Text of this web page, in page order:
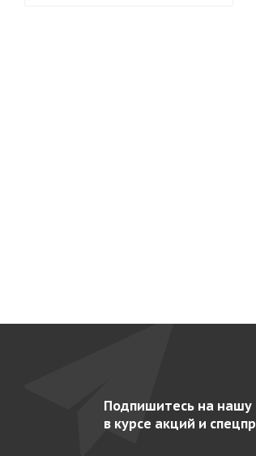
Подпишитесь на нашу
в курсе акций и